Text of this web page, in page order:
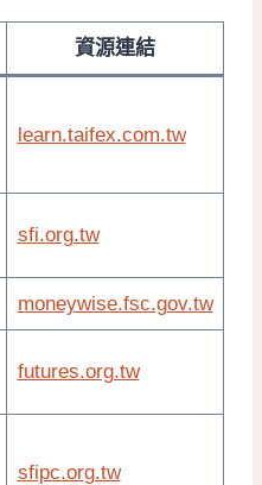
資源連結
learn.taifex.com.tw
sfi.org.tw
moneywise.fsc.gov.tw
futures.org.tw
sfipc.org.tw